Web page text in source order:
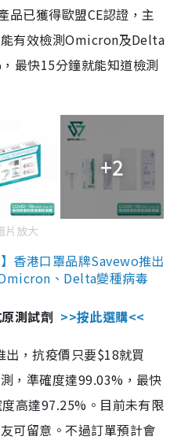
品已獲得歐盟CE認證，主
有效檢測Omicron及Delta
最快15分鐘就能知道檢測
+2
片放大
香港口罩品牌Savewo推出
、Delta變種病毒
測試劑 >>按此選購<<
，抗疫價只要$18就買
，準確度達99.03%，最快
高達97.25%。目前未有限
可留意。不過訂單預計會